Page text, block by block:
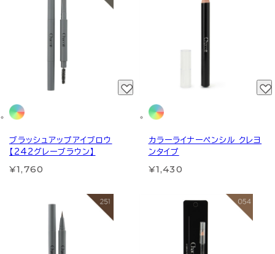
ブラッシュアップアイブロウ
【242グレーブラウン】
¥1,760
カラーライナーペンシル クレヨ
ンタイプ
¥1,430